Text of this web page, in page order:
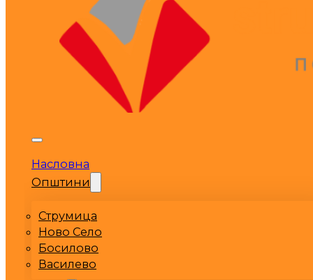
Насловна
Општини
Струмица
Ново Село
Босилово
Василево